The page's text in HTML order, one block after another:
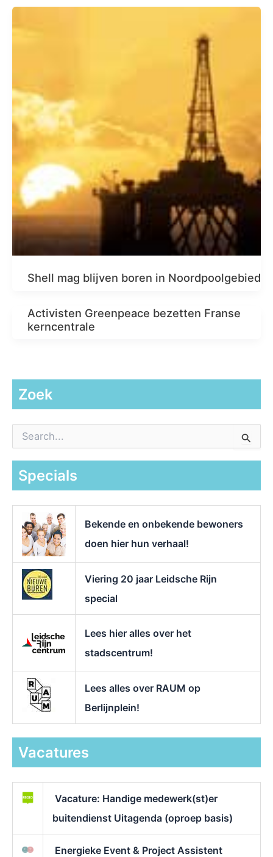
Shell mag blijven boren in Noordpoolgebied
Activisten Greenpeace bezetten Franse
kerncentrale
Zoek
a
Specials
Bekende en onbekende bewoners
doen hier hun verhaal!
Viering 20 jaar Leidsche Rijn
special
Lees hier alles over het
stadscentrum!
Lees alles over RAUM op
Berlijnplein!
Vacatures
Vacature: Handige medewerk(st)er
buitendienst Uitagenda (oproep basis)
Energieke Event & Project Assistent